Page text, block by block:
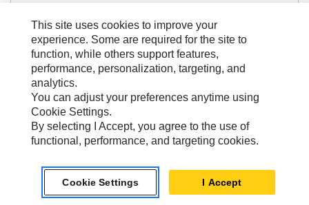
Voir Les Détails
Support de montage de 2 tonnes - À claveter
This site uses cookies to improve your
experience. Some are required for the site to
function, while others support features,
performance, personalization, targeting, and
analytics.
You can adjust your preferences anytime using
Cookie Settings.
By selecting I Accept, you agree to the use of
functional, performance, and targeting cookies.
Cookie Settings I Accept